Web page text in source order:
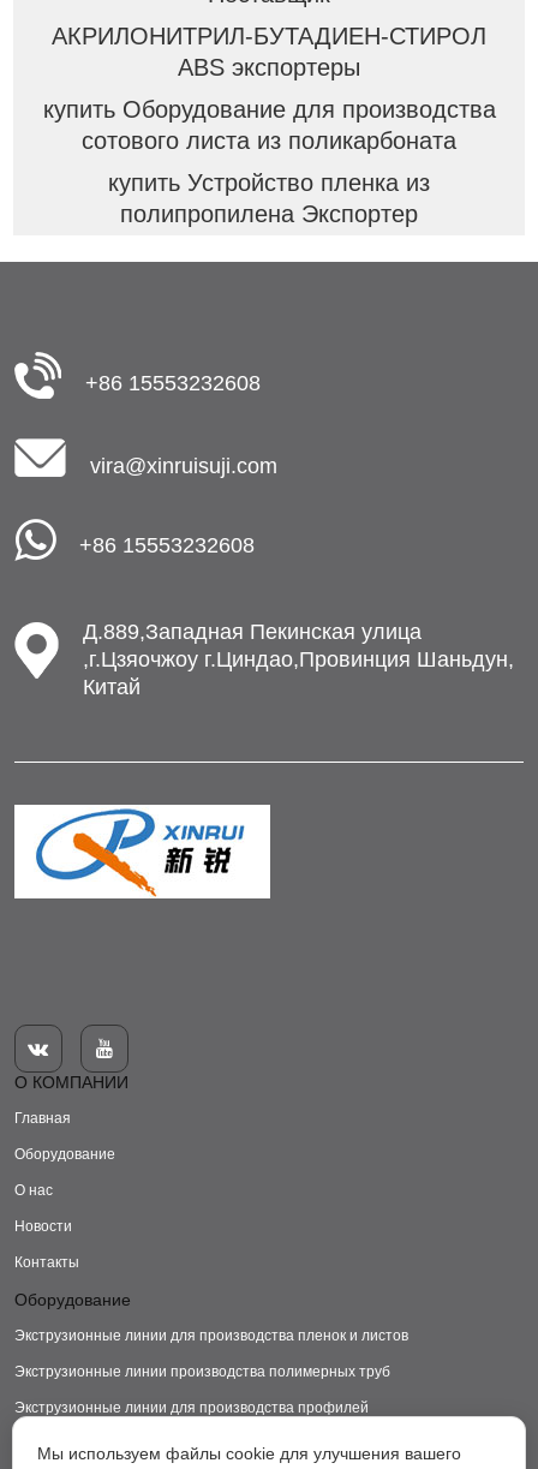
АКРИЛОНИТРИЛ-БУТАДИЕН-СТИРОЛ
ABS экспортеры
купить Оборудование для производства
сотового листа из поликарбоната
купить Устройство пленка из
полипропилена Экспортер
+86 15553232608
vira@xinruisuji.com
+86 15553232608
Д.889,Западная Пекинская улица
,г.Цзяочжоу г.Циндао,Провинция Шаньдун,
Китай


О КОМПАНИИ
Главная
Оборудование
О нас
Новости
Контакты
Оборудование
Экструзионные линии для производства пленок и листов
Экструзионные линии производства полимерных труб
Экструзионные линии для производства профилей
Экструзионные линии для производства изделий из ДПК
Мы используем файлы cookie для улучшения вашего